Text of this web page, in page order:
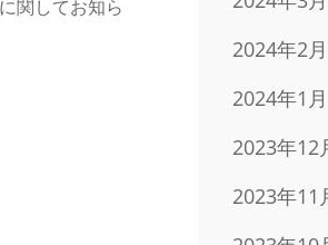
関してお知ら
2024年2月
2024年1月
2023年12
2023年11